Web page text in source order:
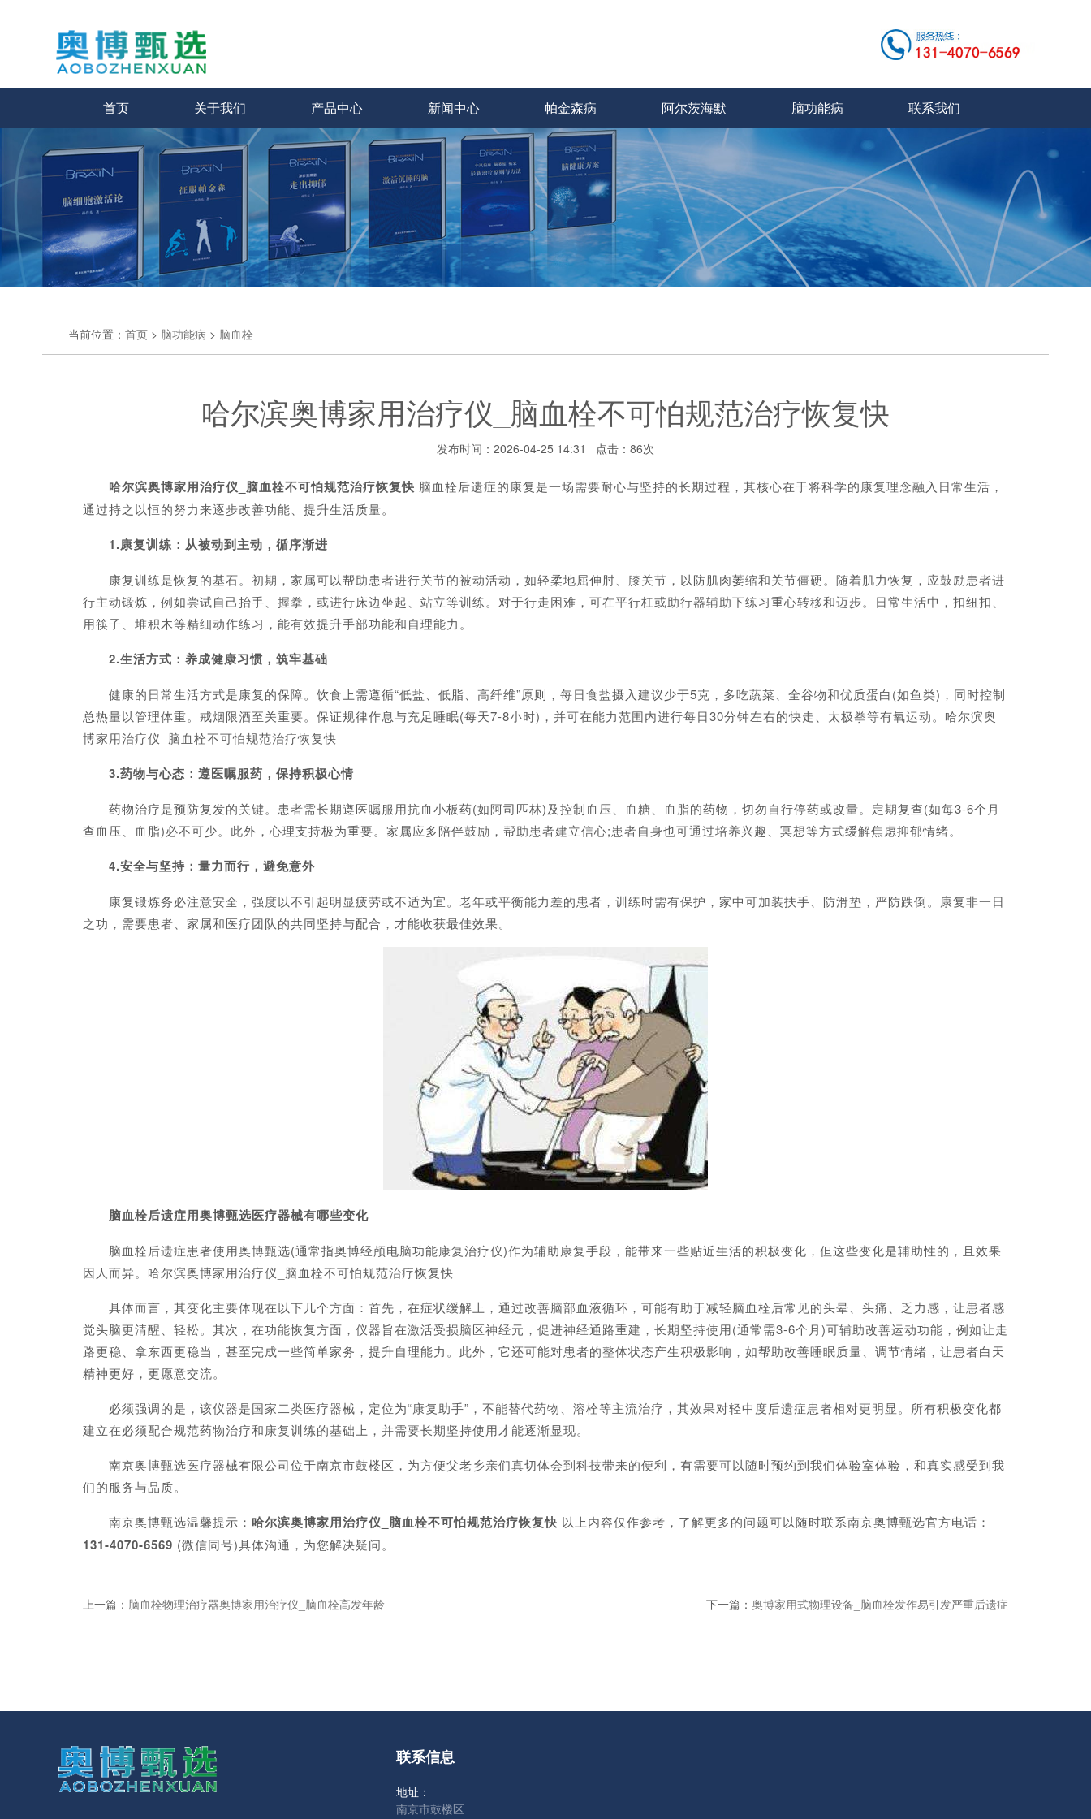
首页 关于我们 产品中心 新闻中心 帕金森病 阿尔茨海默 脑功能病 联系我们
当前位置： 首页 > 脑功能病 > 脑血栓
哈尔滨奥博家用治疗仪_脑血栓不可怕规范治疗恢复快
发布时间：2026-04-25 14:31 点击：86次
哈尔滨奥博家用治疗仪_脑血栓不可怕规范治疗恢复快 脑血栓后遗症的康复是一场需要耐心与坚持的长期过程，其核心在于将科学的康复理念融入日常生活，
通过持之以恒的努力来逐步改善功能、提升生活质量。
1.康复训练：从被动到主动，循序渐进
康复训练是恢复的基石。初期，家属可以帮助患者进行关节的被动活动，如轻柔地屈伸肘、膝关节，以防肌肉萎缩和关节僵硬。随着肌力恢复，应鼓励患者进
行主动锻炼，例如尝试自己抬手、握拳，或进行床边坐起、站立等训练。对于行走困难，可在平行杠或助行器辅助下练习重心转移和迈步。日常生活中，扣纽扣、
用筷子、堆积木等精细动作练习，能有效提升手部功能和自理能力。
2.生活方式：养成健康习惯，筑牢基础
健康的日常生活方式是康复的保障。饮食上需遵循“低盐、低脂、高纤维”原则，每日食盐摄入建议少于5克，多吃蔬菜、全谷物和优质蛋白(如鱼类)，同时控制
总热量以管理体重。戒烟限酒至关重要。保证规律作息与充足睡眠(每天7-8小时)，并可在能力范围内进行每日30分钟左右的快走、太极拳等有氧运动。哈尔滨奥
博家用治疗仪_脑血栓不可怕规范治疗恢复快
3.药物与心态：遵医嘱服药，保持积极心情
药物治疗是预防复发的关键。患者需长期遵医嘱服用抗血小板药(如阿司匹林)及控制血压、血糖、血脂的药物，切勿自行停药或改量。定期复查(如每3-6个月
查血压、血脂)必不可少。此外，心理支持极为重要。家属应多陪伴鼓励，帮助患者建立信心;患者自身也可通过培养兴趣、冥想等方式缓解焦虑抑郁情绪。
4.安全与坚持：量力而行，避免意外
康复锻炼务必注意安全，强度以不引起明显疲劳或不适为宜。老年或平衡能力差的患者，训练时需有保护，家中可加装扶手、防滑垫，严防跌倒。康复非一日
之功，需要患者、家属和医疗团队的共同坚持与配合，才能收获最佳效果。
脑血栓后遗症用奥博甄选医疗器械有哪些变化
脑血栓后遗症患者使用奥博甄选(通常指奥博经颅电脑功能康复治疗仪)作为辅助康复手段，能带来一些贴近生活的积极变化，但这些变化是辅助性的，且效果
因人而异。哈尔滨奥博家用治疗仪_脑血栓不可怕规范治疗恢复快
具体而言，其变化主要体现在以下几个方面：首先，在症状缓解上，通过改善脑部血液循环，可能有助于减轻脑血栓后常见的头晕、头痛、乏力感，让患者感
觉头脑更清醒、轻松。其次，在功能恢复方面，仪器旨在激活受损脑区神经元，促进神经通路重建，长期坚持使用(通常需3-6个月)可辅助改善运动功能，例如让走
路更稳、拿东西更稳当，甚至完成一些简单家务，提升自理能力。此外，它还可能对患者的整体状态产生积极影响，如帮助改善睡眠质量、调节情绪，让患者白天
精神更好，更愿意交流。
必须强调的是，该仪器是国家二类医疗器械，定位为“康复助手”，不能替代药物、溶栓等主流治疗，其效果对轻中度后遗症患者相对更明显。所有积极变化都
建立在必须配合规范药物治疗和康复训练的基础上，并需要长期坚持使用才能逐渐显现。
南京奥博甄选医疗器械有限公司位于南京市鼓楼区，为方便父老乡亲们真切体会到科技带来的便利，有需要可以随时预约到我们体验室体验，和真实感受到我
们的服务与品质。
南京奥博甄选温馨提示： 哈尔滨奥博家用治疗仪_脑血栓不可怕规范治疗恢复快 以上内容仅作参考，了解更多的问题可以随时联系南京奥博甄选官方电话：
131-4070-6569 (微信同号)具体沟通，为您解决疑问。
上一篇： 脑血栓物理治疗器奥博家用治疗仪_脑血栓高发年龄 下一篇： 奥博家用式物理设备_脑血栓发作易引发严重后遗症
联系信息
地址：
南京市鼓楼区